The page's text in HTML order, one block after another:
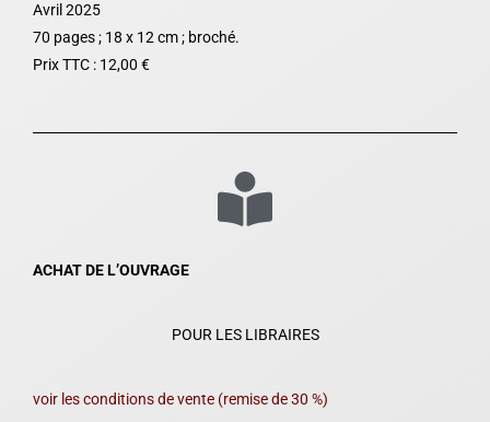
Avril 2025
70 pages ; 18 x 12 cm ; broché.
Prix TTC : 12,00 €
ACHAT DE L’OUVRAGE
POUR LES LIBRAIRES
voir les conditions de vente (remise de 30 %)